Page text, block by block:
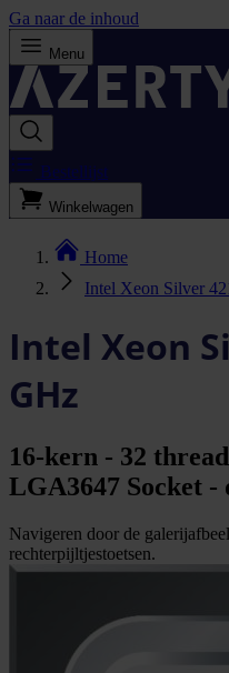
Ga naar de inhoud
Menu
Bestellijst
Winkelwagen
Home
Intel Xeon Silver
Intel Xeon
GHz
16-kern - 32
LGA3647 Socket -
Navigeren door de
rechterpijltjestoetsen.